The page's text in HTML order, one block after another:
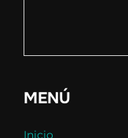
MENÚ
Inicio